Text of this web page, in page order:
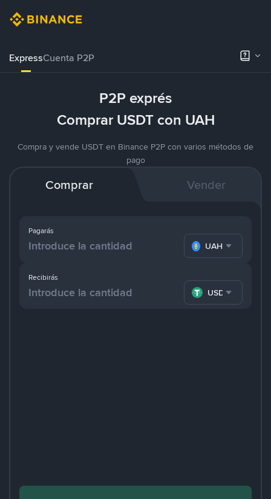
ExpressCuenta P2P
P2P exprés
Comprar USDT con UAH
Compra y vende USDT en Binance P2P con varios métodos de
pago
Comprar Vender
Pagarás
UAH
Recibirás
USDT